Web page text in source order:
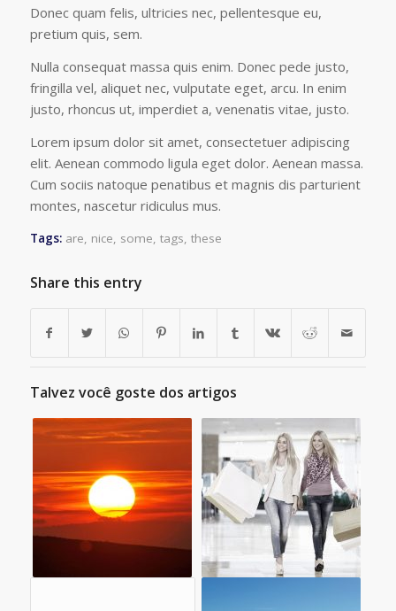
Donec quam felis, ultricies nec, pellentesque eu,
pretium quis, sem.
Nulla consequat massa quis enim. Donec pede justo,
fringilla vel, aliquet nec, vulputate eget, arcu. In enim
justo, rhoncus ut, imperdiet a, venenatis vitae, justo.
Lorem ipsum dolor sit amet, consectetuer adipiscing
elit. Aenean commodo ligula eget dolor. Aenean massa.
Cum sociis natoque penatibus et magnis dis parturient
montes, nascetur ridiculus mus.
Tags: are, nice, some, tags, these
Share this entry
Talvez você goste dos artigos